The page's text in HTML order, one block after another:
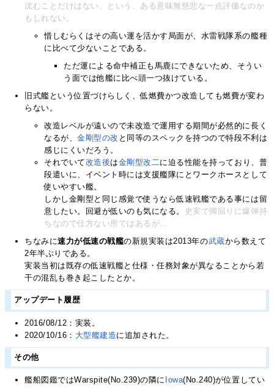
沈むことだけはない、という、ある意味無慈悲な一点評価なのか
もしれない。
惜しむらくはその高い運を活かす局面が、水雷戦隊系の艦種
に比べて少ないことである。
ただ運による命中補正も馬鹿にできないため、そうい
う面では他艦に比べ頭一つ抜けている。
旧式艦という位置づけらしく、低燃費かつ改造しても燃費が変わ
らない。
改造レベルが遠いので未改造で運用する期間が必然的に長く
なるが、金剛型の改 と同等のスペックを持つので特段不利は
感じにくいだろう。
それでいて改造後は金剛型改二に迫る性能を持っており、普
段遣いに、イベント時には支援艦隊にとワークホースとして
使いやすい艦。
しかし金剛型と同じ感覚で使うなら低速戦艦である事には留
意したい。回避が低いのも気になる。
史実で脚回りに爆弾持
ちなので仕方ない所ではあるが…
ちなみに速力が低速の戦艦の新規実装は2013年の武蔵から数えて
2年半ぶりである。
実装当初は既存の低速戦艦と仕様・任務対象が異なることから若
干の混乱も巻き起こしたとか。
アップデート履歴
2016/08/12：実装。
2020/10/16： 大型艦建造に追加された。
その他
艦船図鑑ではWarspite(No.239)の隣に Iowa(No.240)が位置してい